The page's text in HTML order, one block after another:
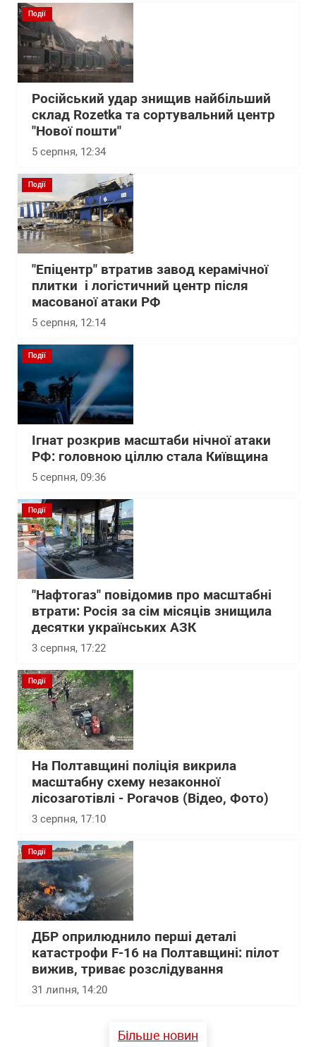
Події
Російський удар знищив найбільший
склад Rozetka та сортувальний центр
"Нової пошти"
5 серпня, 12:34
Події
"Епіцентр" втратив завод керамічної
плитки і логістичний центр після
масованої атаки РФ
5 серпня, 12:14
Події
Ігнат розкрив масштаби нічної атаки
РФ: головною ціллю стала Київщина
5 серпня, 09:36
Події
"Нафтогаз" повідомив про масштабні
втрати: Росія за сім місяців знищила
десятки українських АЗК
3 серпня, 17:22
Події
На Полтавщині поліція викрила
масштабну схему незаконної
лісозаготівлі - Рогачов (Відео, Фото)
3 серпня, 17:10
Події
ДБР оприлюднило перші деталі
катастрофи F-16 на Полтавщині: пілот
вижив, триває розслідування
31 липня, 14:20
Більше новин